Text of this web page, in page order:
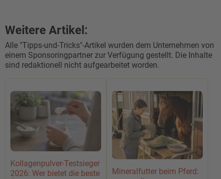
Weitere Artikel:
Alle "Tipps-und-Tricks"-Artikel wurden dem Unternehmen von
einem Sponsoringpartner zur Verfügung gestellt. Die Inhalte
sind redaktionell nicht aufgearbeitet worden.
Kollagenpulver-Testsieger
2026: Wer bietet die beste
Mineralfutter beim Pferd: